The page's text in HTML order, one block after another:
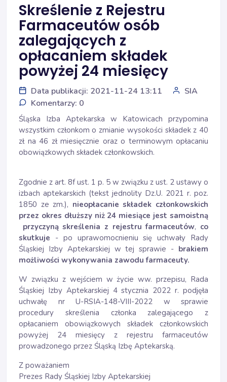
Skreślenie z Rejestru
Farmaceutów osób
zalegających z
opłacaniem składek
powyżej 24 miesięcy
Data publikacji: 2021-11-24 13:11
SIA
Komentarzy: 0
Śląska Izba Aptekarska w Katowicach przypomina
wszystkim członkom o zmianie wysokości składek z 40
zł na 46 zł miesięcznie oraz o terminowym opłacaniu
obowiązkowych składek członkowskich.
Zgodnie z art. 8f ust. 1 p. 5 w związku z ust. 2 ustawy o
izbach aptekarskich (tekst jednolity Dz.U. 2021 r. poz.
1850 ze zm.), nieopłacanie składek członkowskich
przez okres dłuższy niż 24 miesiące jest samoistną
przyczyną skreślenia z rejestru farmaceutów, co
skutkuje - po uprawomocnieniu się uchwały Rady
Śląskiej Izby Aptekarskiej w tej sprawie - brakiem
możliwości wykonywania zawodu farmaceuty.
W związku z wejściem w życie ww. przepisu, Rada
Śląskiej Izby Aptekarskiej 4 stycznia 2022 r. podjęła
uchwałę nr U-RSIA-148-VIII-2022 w sprawie
procedury skreślenia członka zalegającego z
opłacaniem obowiązkowych składek członkowskich
powyżej 24 miesięcy z rejestru farmaceutów
prowadzonego przez Śląską Izbę Aptekarską.
Z poważaniem
Prezes Rady Śląskiej Izby Aptekarskiej